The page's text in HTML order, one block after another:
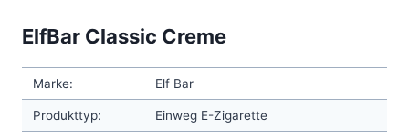
ElfBar Classic Creme
Marke: Elf Bar
Produkttyp: Einweg E-Zigarette